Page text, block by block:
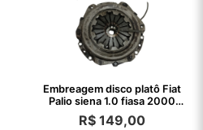
Embreagem disco platô Fiat
Palio siena 1.0 fiasa 2000
1999
R$ 149,00